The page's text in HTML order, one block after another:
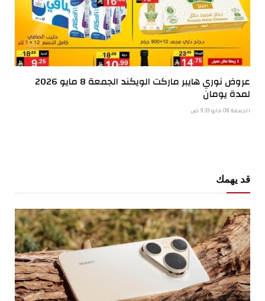
عروض نوري هايبر ماركت الويكند الجمعة 8 مايو 2026
لمدة يومان
الجمعة 08 مايو 9:33 ص
قد يهمك